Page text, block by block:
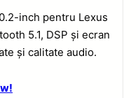
inch pentru Lexus
5.1, DSP și ecran
și calitate audio.